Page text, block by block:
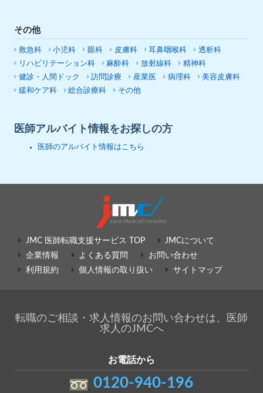
その他
救急科 小児科 眼科 皮膚科 耳鼻咽喉科
透析科
リハビリテーション科
麻酔科 放射線科
精神科
健診・人間ドック
訪問診療 産業医 病理科
美容皮膚科
緩和ケア科
総合診療科 その他
医師アルバイト情報をお探しの方
医師のアルバイト情報はこちら
JMC 医師転職支援サービス TOP
JMCについて
企業情報
よくある質問
お問い合わせ
利用規約
個人情報の取り扱い サイトマップ
転職のご相談・求人情報のお問い合わせは、医師
求人のJMCへ
お電話から
0120-940-196